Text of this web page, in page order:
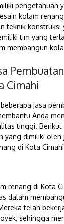
pengetahuan
kolam
teknik konstruksi
tim yang
membangun
Cimahi
jasa
Anda
tinggi. Berikut
yang dimiliki oleh
di Kota
renang di Kota
dalam
telah
sehingga